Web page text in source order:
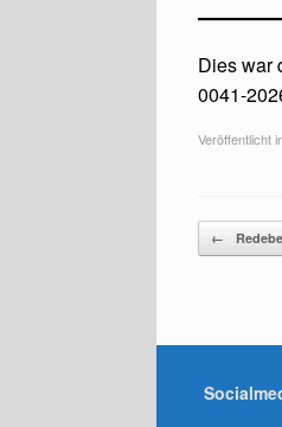
Dies war
0041-
Veröffentlicht
←